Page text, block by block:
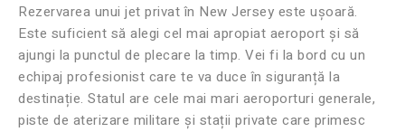
Rezervarea unui jet privat în New Jersey este ușoară.
Este suficient să alegi cel mai apropiat aeroport și să
ajungi la punctul de plecare la timp. Vei fi la bord cu un
echipaj profesionist care te va duce în siguranță la
destinație. Statul are cele mai mari aeroporturi generale,
piste de aterizare militare și stații private care primesc